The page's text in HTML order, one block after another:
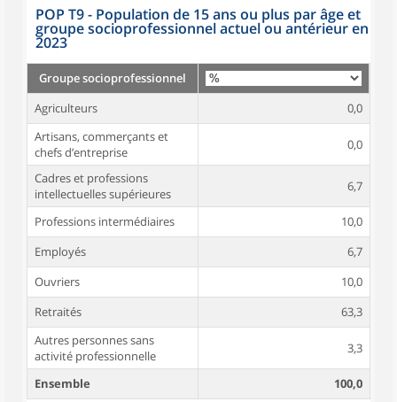
POP T9 - Population de 15 ans ou plus par âge et
groupe socioprofessionnel actuel ou antérieur en
2023
Groupe socioprofessionnel
Agriculteurs
0,0
Artisans, commerçants et
chefs d’entreprise
0,0
Cadres et professions
intellectuelles supérieures
6,7
Professions intermédiaires
10,0
Employés
6,7
Ouvriers
10,0
Retraités
63,3
Autres personnes sans
activité professionnelle
3,3
Ensemble
100,0